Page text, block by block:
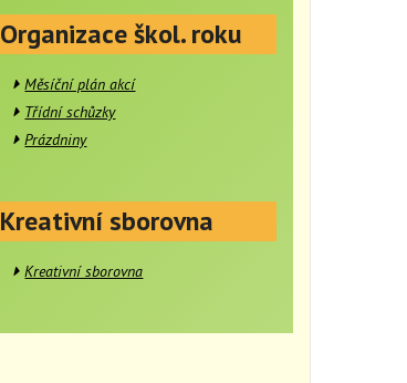
Organizace škol. roku
Měsíční plán akcí
Třídní schůzky
Prázdniny
Kreativní sborovna
Kreativní sborovna